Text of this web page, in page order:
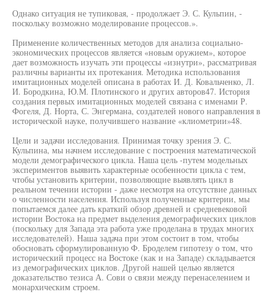
Однако ситуация не тупиковая, - продолжает Э. С. Кульпин, -
поскольку возможно моделирование процессов.».
Применение количественных методов для анализа социально-
экономических процессов является «новым оружием», которое
дает возможность изучать эти процессы «изнутри», рассматривая
различны варианты их протекания. Методика использования
имитационных моделей описана в работах И. Д. Ковальченко, Л.
И. Бородкина, Ю.М. Плотинского и других авторов47. История
создания первых имитационных моделей связана с именами Р.
Фогеля, Д. Норта, С. Энгермана, создателей нового направления в
исторической науке, получившего название «клиометрии»48.
Цели и задачи исследования. Принимая точку зрения Э. С.
Кульпина, мы начнем исследование с построения математической
модели демографического цикла. Наша цель -путем модельных
экспериментов выявить характерные особенности цикла с тем,
чтобы установить критерии, позволяющие выявлять цикл в
реальном течении истории - даже несмотря на отсутствие данных
о численности населения. Используя полученные критерии, мы
попытаемся далее дать краткий обзор древней и средневековой
истории Востока на предмет выделения демографических циклов
(поскольку для Запада эта работа уже проделана в трудах многих
исследователей). Наша задача при этом состоит в том, чтобы
обосновать сформулированную Ф. Броделем гипотезу о том, что
исторический процесс на Востоке (как и на Западе) складывается
из демографических циклов. Другой нашей целью является
доказательство тезиса А. Сови о связи между перенаселением и
монархическим строем.